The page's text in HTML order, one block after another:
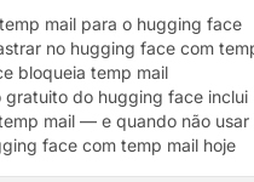
mail para o hugging face
no hugging face com
bloqueia temp mail
gratuito do hugging face inclui
mail — e quando não usar
face com temp mail hoje